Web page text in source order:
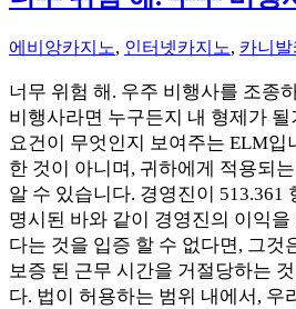
에비앙카지노, 인터넷카지노, 카니
너무 위험 해. 우주 비행사를 조종
비행사라면 누구든지 내 형제가
요건이 무엇인지 보여주는 ELM입
한 것이 아니며, 귀하에게 적용되
알 수 있습니다. 경영진이 513.361
명시된 바와 같이 경영진의 이익
다는 것을 입증 할 수 없다면, 그것
보증 된 근무 시간을 거절당하는
다. 법이 허용하는 범위 내에서, 우